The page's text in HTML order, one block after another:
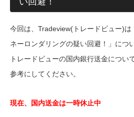
今回は、Tradeview(トレードビュー)
ネーロンダリングの疑い回避！」につ
トレードビューの国内銀行送金につい
参考にしてください。
現在、国内送金は一時休止中